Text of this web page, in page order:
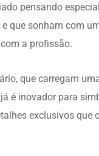
pensando
que sonham com
a profissão.
que carregam
é inovador para
exclusivos que